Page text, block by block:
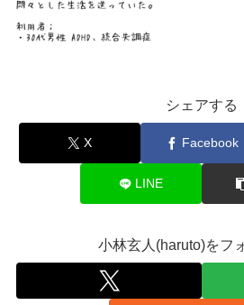
シェアする
X Facebook
LINE
小林玄人(haruto)をフ